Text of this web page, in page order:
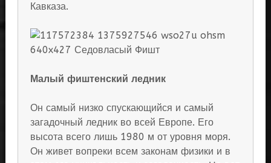
Кавказа.
Малый фиштенский ледник
Он самый низко спускающийся и самый
загадочный ледник во всей Европе. Его
высота всего лишь 1980 м от уровня моря.
Он живет вопреки всем законам физики и в